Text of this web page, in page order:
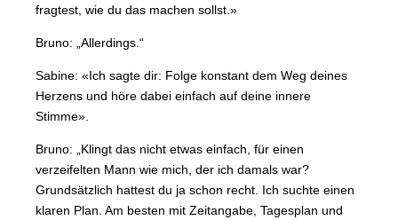
fragtest, wie du das machen sollst.»
Bruno: „Allerdings.“
Sabine: «Ich sagte dir: Folge konstant dem Weg deines
Herzens und höre dabei einfach auf deine innere
Stimme».
Bruno: „Klingt das nicht etwas einfach, für einen
verzeifelten Mann wie mich, der ich damals war?
Grundsätzlich hattest du ja schon recht. Ich suchte einen
klaren Plan. Am besten mit Zeitangabe, Tagesplan und